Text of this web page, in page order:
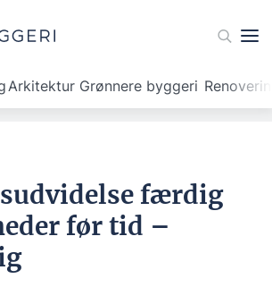
Arkitektur Grønnere byggeri
færdig
før tid –